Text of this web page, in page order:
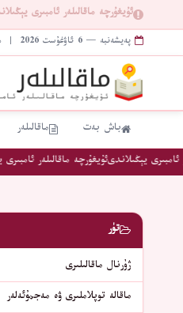
ئۇيغۇرچە ماقالىلەر ئامبىرى
پەيشەنبە — 6 ئاۋغۇست 2026 | ھ 21 سەفەر 1448
باش بەت ماقالىلەر
يېڭىلاندىئۇيغۇرچە ماقالىلەر ئامبىرى
تۈر
ژۇرنال ماقالىلىرى
ماقالە توپلاملىرى ۋە مەجمۇئەلەر